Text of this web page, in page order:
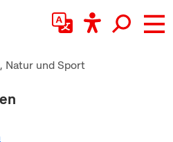
Natur und Sport